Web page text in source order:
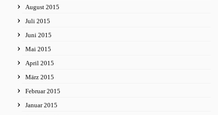
August 2015
Juli 2015
Juni 2015
Mai 2015
April 2015
März 2015
Februar 2015
Januar 2015